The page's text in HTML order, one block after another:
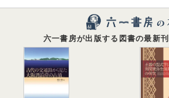
六一書房が出版する図書の最新